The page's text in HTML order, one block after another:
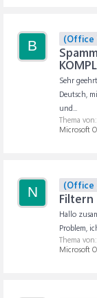
B (Office
Sehr
Deutsch,
und...
Thema von:
Microsoft
N (Office
Filtern
Hallo
Problem,
Thema von:
Microsoft